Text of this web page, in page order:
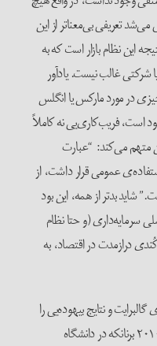
تعریفی بی‌معناتر از این
این نظام بازار است که به
غالب نیست. یاد‌آور
در مورد مارکس یا انگلس
است، فریب‌کاری‌یی نه کاملاً
متهم می‌کند: “عبارت
عمومی قرار داشت، از
بدتر از همه، این بود
سرمایه‌داری (و حتا نظام
درازمدت در اقتصاد، به
و نتایج بیهوده‌یی را
که ایجاد کرده می‌توان در سخنرانی سال ۲۰۱۰ برنانکه در دانشگاه